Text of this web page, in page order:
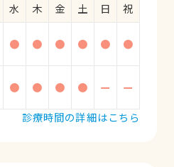
水 木 金 土 日
祝
● ● ● ● ● ●
● ● ● ● ー
ー
診療時間の詳細はこちら